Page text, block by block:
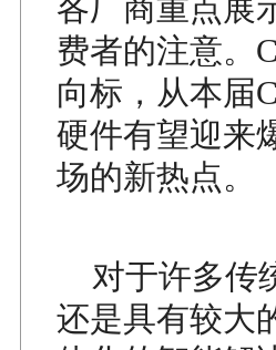
各厂商重点展
费者的注意。
向标，从本届
硬件有望迎来
场的新热点。
对于许多传
还是具有较大